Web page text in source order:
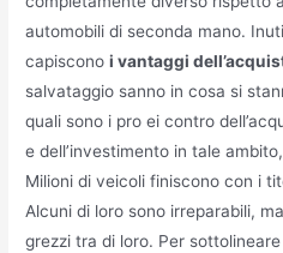
automobili di seconda mano.
capisconoi vantaggi
salvataggio sanno in cosa si
quali sono i pro ei contro
e dell’investimento in tale
Milioni di veicoli finiscono con i
Alcuni di loro sono irreparabili,
grezzi tra di loro. Per